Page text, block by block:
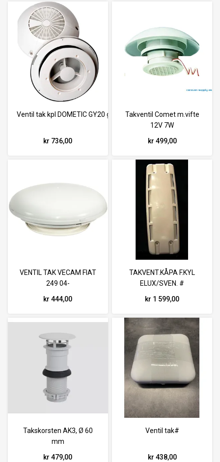
Ventil tak kpl DOMETIC GY20 grå
kr 736,00
Takventil Comet m.vifte
12V 7W
kr 499,00
VENTIL TAK VECAM FIAT
249 04-
kr 444,00
TAKVENT.KÅPA F.KYL
ELUX/SVEN. #
kr 1 599,00
Takskorsten AK3, Ø 60
mm
kr 479,00
Ventil tak#
kr 438,00